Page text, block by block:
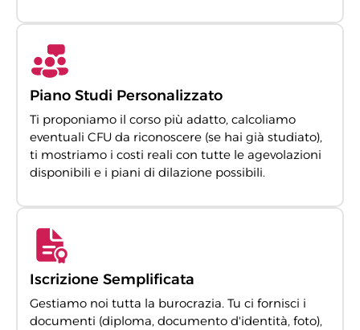
Piano Studi Personalizzato
Ti proponiamo il corso più adatto, calcoliamo
eventuali CFU da riconoscere (se hai già studiato),
ti mostriamo i costi reali con tutte le agevolazioni
disponibili e i piani di dilazione possibili.
Iscrizione Semplificata
Gestiamo noi tutta la burocrazia. Tu ci fornisci i
documenti (diploma, documento d'identità, foto),